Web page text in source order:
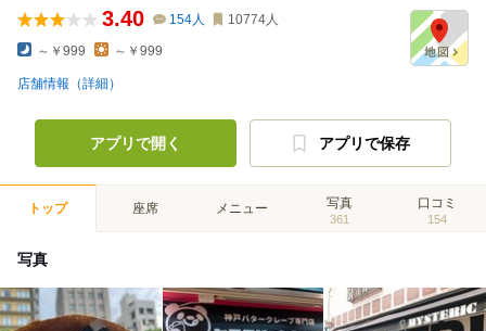
3.40 154人 10774人
～￥999 ～￥999
店舗情報（詳細）
アプリで開く アプリで保存
トップ 座席 メニュー 写真
361
口コミ
154
写真